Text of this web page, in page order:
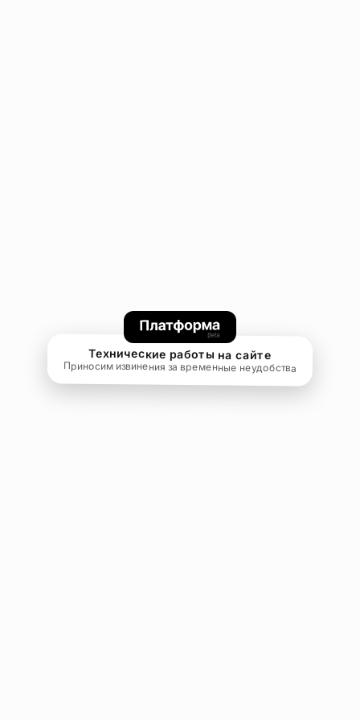
Технические работы на сайте
Приносим извинения за временные неудобства